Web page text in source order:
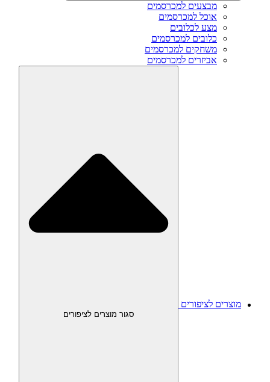
מבצעים למכרסמים
אוכל למכרסמים
מצע לכלובים
כלובים למכרסמים
משחקים למכרסמים
אביזרים למכרסמים
מוצרים לציפורים
סגור מוצרים לציפורים